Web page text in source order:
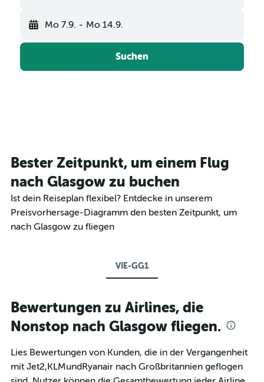
Mo 7.9. - Mo 14.9.
Suchen
Bester Zeitpunkt, um einem Flug
nach Glasgow zu buchen
Ist dein Reiseplan flexibel? Entdecke in unserem
Preisvorhersage-Diagramm den besten Zeitpunkt, um
nach Glasgow zu fliegen
VIE-GG1
Bewertungen zu Airlines, die
Nonstop nach Glasgow fliegen.
Lies Bewertungen von Kunden, die in der Vergangenheit
mit Jet2,KLMundRyanair nach Großbritannien geflogen